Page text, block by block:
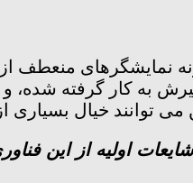
نمایشگرهای
به کار گرفته شده، و
توانند خیال بسیاری